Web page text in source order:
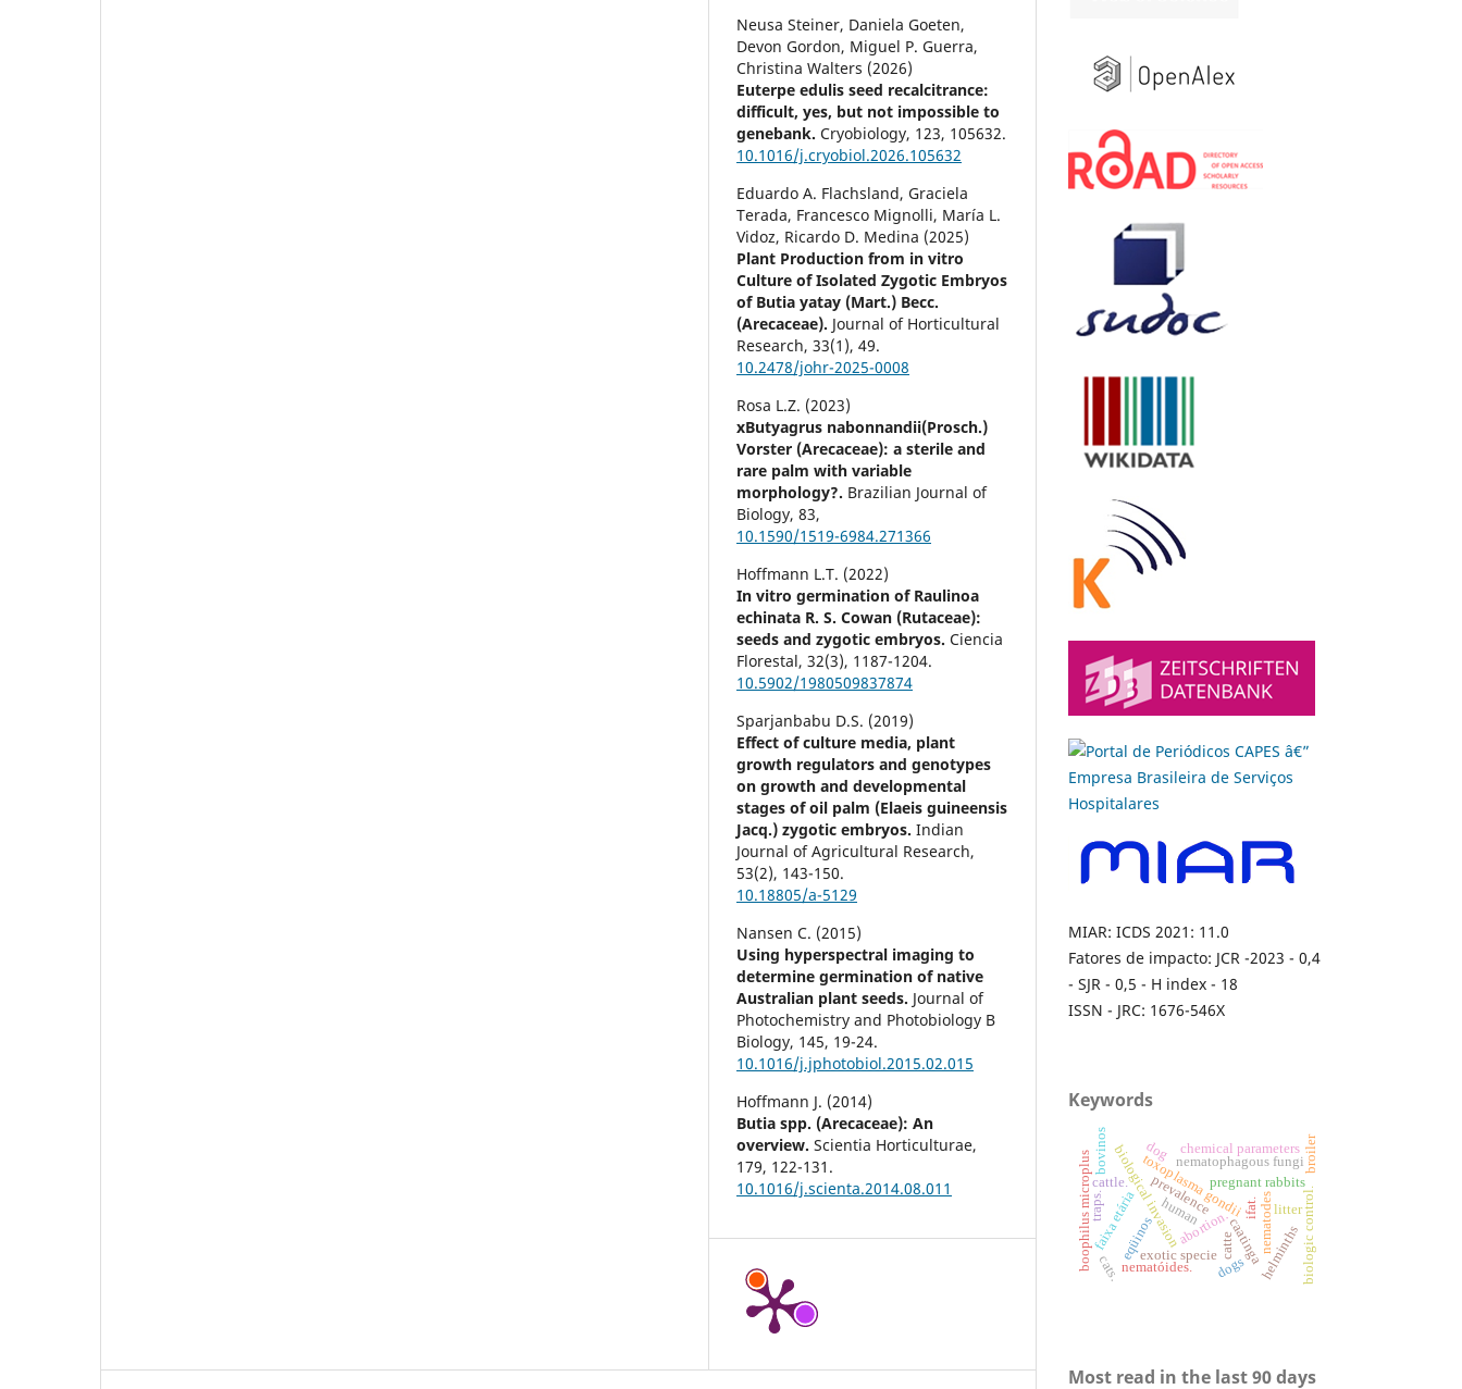
Neusa Steiner, Daniela Goeten,
Devon Gordon, Miguel P. Guerra,
Christina Walters (2026)
Euterpe edulis seed recalcitrance:
difficult, yes, but not impossible to
genebank.Cryobiology, 123, 105632.
10.1016/j.cryobiol.2026.105632
Eduardo A. Flachsland, Graciela
Terada, Francesco Mignolli, María L.
Vidoz, Ricardo D. Medina (2025)
Plant Production from in vitro
Culture of Isolated Zygotic Embryos
of Butia yatay (Mart.) Becc.
(Arecaceae). Journal of Horticultural
Research,33(1),49.
10.2478/johr-2025-0008
Rosa L.Z. (2023)
xButyagrus nabonnandii(Prosch.)
Vorster (Arecaceae): a sterile and
rare palm with variable
morphology?. Brazilian Journal of
Biology,83,
10.1590/1519-6984.271366
Hoffmann L.T. (2022)
In vitro germination of Raulinoa
echinata R. S. Cowan (Rutaceae):
seeds and zygotic embryos.Ciencia
Florestal,32(3), 1187-1204.
10.5902/1980509837874
Sparjanbabu D.S. (2019)
Effect of culture media, plant
growth regulators and genotypes
on growth and developmental
stages of oil palm (Elaeis guineensis
Jacq.) zygotic embryos.Indian
Journal of Agricultural Research,
53(2), 143-150.
10.18805/a-5129
Nansen C. (2015)
Using hyperspectral imaging to
determine germination of native
Australian plant seeds. Journal of
Photochemistry and Photobiology B
Biology, 145, 19-24.
10.1016/j.jphotobiol.2015.02.015
Hoffmann J. (2014)
Butia spp. (Arecaceae): An
overview.Scientia Horticulturae,
179, 122-131.
10.1016/j.scienta.2014.08.011
MIAR: ICDS 2021: 11.0
Fatores de impacto: JCR -2023 - 0,4
- SJR - 0,5 - H index - 18
ISSN - JRC: 1676-546X
Keywords
biological invasion
exotic specie caatinga
toxoplasma gondiipregnant rabbits
abortion.
nematophagous fungi
nematodes
faixa etária
eqüinos
nematóides.
catte
dog
human ifat.
prevalence
helminths
cattle.
boophilus microplus biologic control.
dogs
cats.
litter
broiler
traps.
chemical parameters
bovinos
Most read in the last 90 days